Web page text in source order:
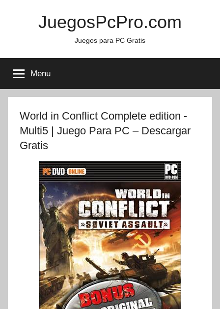
JuegosPcPro.com
Juegos para PC Gratis
Menu
World in Conflict Complete edition -
Multi5 | Juego Para PC – Descargar
Gratis